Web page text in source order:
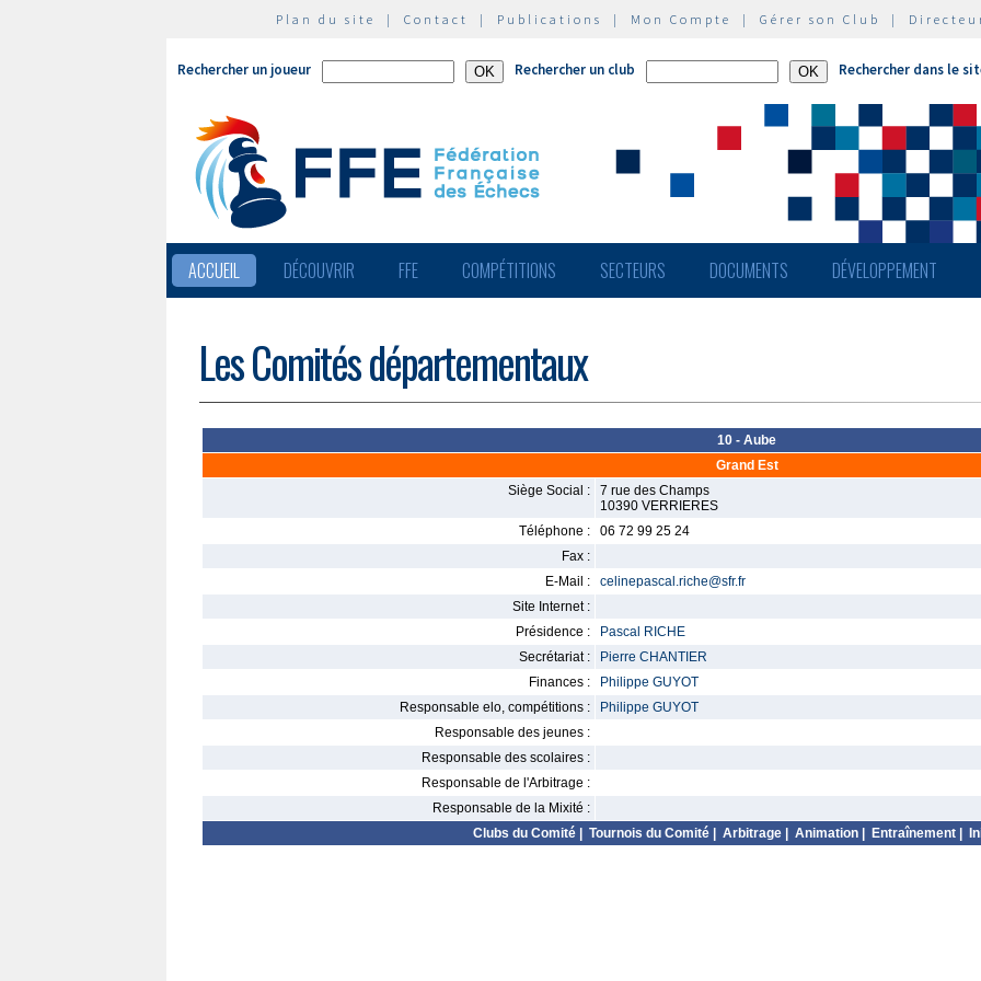
Plan du site | Contact | Publications | Mon Compte | Gérer son Club |
Rechercher un joueur Rechercher un club Rechercher dans le
ACCUEIL DÉCOUVRIR FFE COMPÉTITIONS SECTEURS DOCUMENTS DÉVELOPPEMENT
Les Comités départementaux
10 - Aube
Grand Est
Siège Social :
7 rue des Champs
10390 VERRIERES
Téléphone :
06 72 99 25 24
Fax :
E-Mail :
celinepascal.riche@sfr.fr
Site Internet :
Présidence :
Pascal RICHE
Secrétariat :
Pierre CHANTIER
Finances :
Philippe GUYOT
Responsable elo, compétitions :
Philippe GUYOT
Responsable des jeunes :
Responsable des scolaires :
Responsable de l'Arbitrage :
Responsable de la Mixité :
Clubs du Comité| Tournois du Comité| Arbitrage| Animation| Entraînement|